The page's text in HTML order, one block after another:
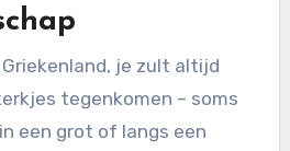
je zult altijd
tegenkomen – soms
een grot of langs een